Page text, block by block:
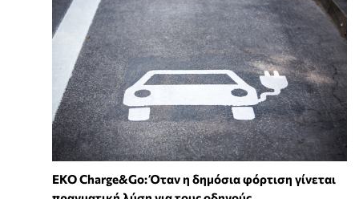
EKO Charge&Go: Όταν η δημόσια φόρτιση γίνεται